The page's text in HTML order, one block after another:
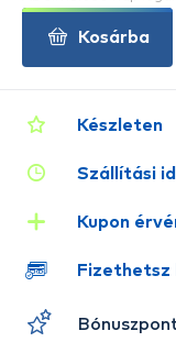
Készleten
Szállítási
Kupon
Fizethetsz
Kosárba